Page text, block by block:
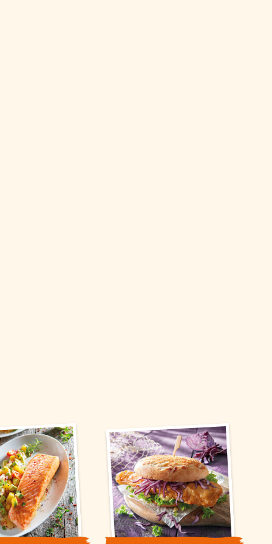
und
Sie der
wollen. Weitere